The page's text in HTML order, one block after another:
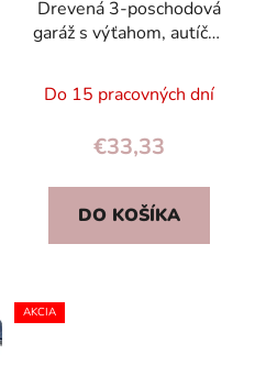
Drevená 3-poschodová
garáž s výťahom, autíčka
Do 15 pracovných dní
€33,33
DO KOŠÍKA
AKCIA